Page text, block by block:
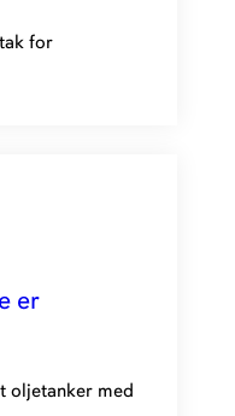
for
er
oljetanker med